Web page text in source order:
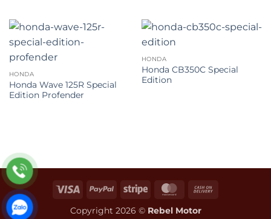
HONDA
Honda Wave 125R Special
Edition Profender
HONDA
Honda CB350C Special
Edition
Visa PayPal Stripe MasterCard
Copyright 2026 © Rebel Motor